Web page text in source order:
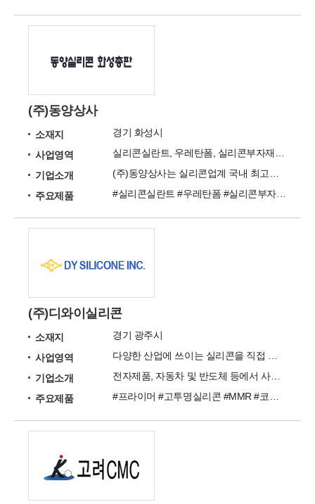
(주)동양상사
소재지
경기 화성시
사업영역
기업소개
주요제품
(주)디와이실리콘
소재지
경기 광주시
사업영역
기업소개
전자제품, 자동차 및 반도체 등에서 사용되는 첨단 부품소재에서 탁월한 품질을 자랑합니다.
주요제품